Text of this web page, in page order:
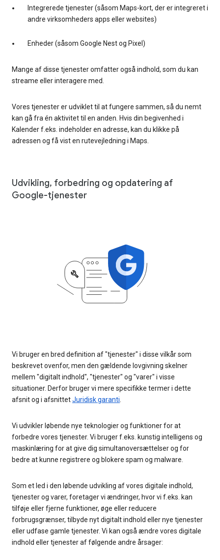
Integrerede tjenester (såsom Maps-kort, der er integreret i
andre virksomheders apps eller websites)
Enheder (såsom Google Nest og Pixel)
Mange af disse tjenester omfatter også indhold, som du kan
streame eller interagere med.
Vores tjenester er udviklet til at fungere sammen, så du nemt
kan gå fra én aktivitet til en anden. Hvis din begivenhed i
Kalender f.eks. indeholder en adresse, kan du klikke på
adressen og få vist en rutevejledning i Maps.
Udvikling, forbedring og opdatering af
Google-tjenester
Vi bruger en bred definition af "tjenester" i disse vilkår som
beskrevet ovenfor, men den gældende lovgivning skelner
mellem "digitalt indhold", "tjenester" og "varer" i visse
situationer. Derfor bruger vi mere specifikke termer i dette
afsnit og i afsnittetJuridisk garanti
Vi udvikler løbende nye teknologier og funktioner for at
forbedre vores tjenester. Vi bruger f.eks. kunstig intelligens og
maskinlæring for at give dig simultanoversættelser og for
bedre at kunne registrere og blokere spam og malware.
Som et led i den løbende udvikling af vores digitale indhold,
tjenester og varer, foretager vi ændringer, hvor vi f.eks. kan
tilføje eller fjerne funktioner, øge eller reducere
forbrugsgrænser, tilbyde nyt digitalt indhold eller nye tjenester
eller udfase gamle tjenester. Vi kan også ændre vores digitale
indhold eller tjenester af følgende andre årsager: